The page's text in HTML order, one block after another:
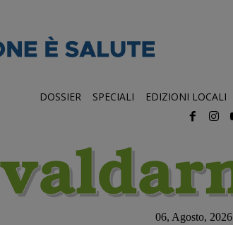
DOSSIER SPECIALI EDIZIONI LOCALI
06, Agosto, 2026